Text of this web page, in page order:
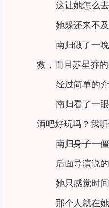
这让她怎么去
她躲还来不
南归做了一
救，而且苏星乔
经过简单的
南归看了一
酒吧好玩吗？我
南归身子一僵
后面导演说
她只感觉时间
那个人就在